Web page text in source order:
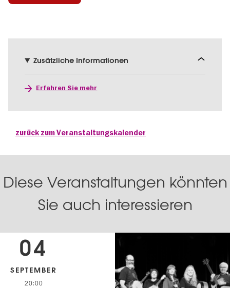
Zusätzliche Informationen
Erfahren Sie mehr
zurück zum Veranstaltungskalender
Diese Veranstaltungen könnten
Sie auch interessieren
04
SEPTEMBER
20:00